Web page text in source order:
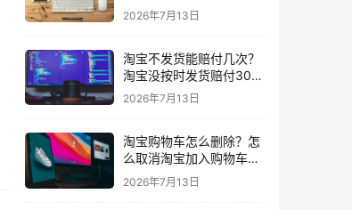
东西货没收到店铺关闭了
我可以申请退款吗
2026年7月13日
淘宝不发货能赔付几次？
淘宝没按时发货赔付30%
还会发货吗要赔付几次
2026年7月13日
淘宝购物车怎么删除？怎
么取消淘宝加入购物车的
东西
2026年7月13日